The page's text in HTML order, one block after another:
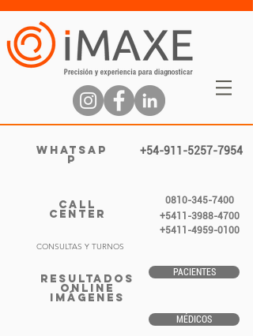
WHATSAP
P
+54-911-5257-7954
CALL
CENTER
0810-345-7400
+5411-3988-4700
+5411-4959-0100
CONSULTAS Y TURNOS
RESULTADOS
ONLINE
IMÁGENES
PACIENTES
MÉDICOS